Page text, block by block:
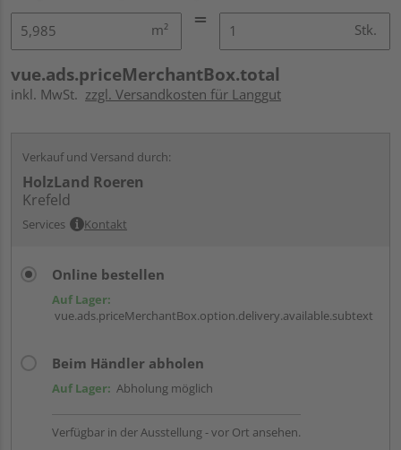
m² Stk.
vue.ads.priceMerchantBox.total
inkl. MwSt. zzgl. Versandkosten für Langgut
Verkauf und Versand durch:
HolzLand Roeren
Krefeld
Services Kontakt
Online bestellen
Auf Lager:
vue.ads.priceMerchantBox.option.delivery.available.subtext
Beim Händler abholen
Auf Lager: Abholung möglich
Verfügbar in der Ausstellung - vor Ort ansehen.